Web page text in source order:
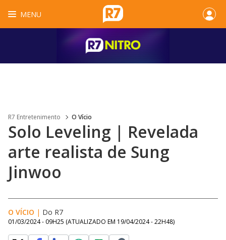
MENU
R7 Entretenimento O Vício
Solo Leveling | Revelada
arte realista de Sung
Jinwoo
O VÍCIO | Do R7
01/03/2024 - 09H25 (ATUALIZADO EM 19/04/2024 - 22H48)